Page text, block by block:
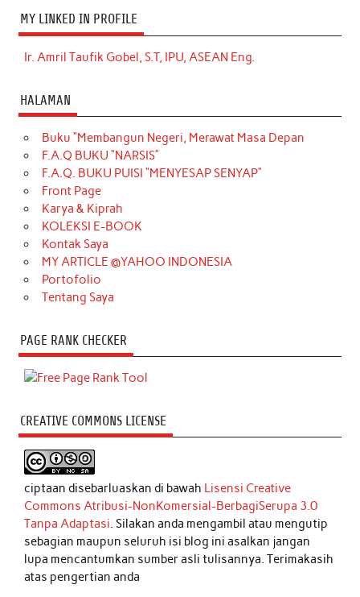
MY LINKED IN PROFILE
Ir. Amril Taufik Gobel, S.T, IPU, ASEAN Eng.
HALAMAN
Buku “Membangun Negeri, Merawat Masa Depan
F.A.Q BUKU “NARSIS”
F.A.Q. BUKU PUISI “MENYESAP SENYAP”
Front Page
Karya & Kiprah
KOLEKSI E-BOOK
Kontak Saya
MY ARTICLE @YAHOO INDONESIA
Portofolio
Tentang Saya
PAGE RANK CHECKER
CREATIVE COMMONS LICENSE
ciptaan disebarluaskan di bawah Lisensi Creative
Commons Atribusi-NonKomersial-BerbagiSerupa 3.0
Tanpa Adaptasi. Silakan anda mengambil atau mengutip
sebagian maupun seluruh isi blog ini asalkan jangan
lupa mencantumkan sumber asli tulisannya. Terimakasih
atas pengertian anda